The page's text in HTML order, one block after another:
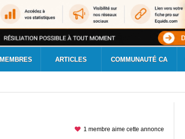
MEMBRES ARTICLES COMMUNAUTÉ CA
1 membre aime cette annonce